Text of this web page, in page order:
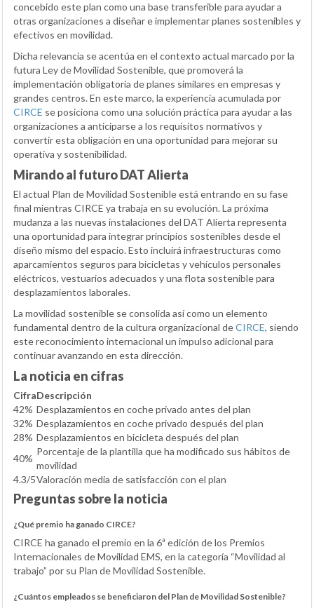
concebido este plan como una base transferible para ayudar a
otras organizaciones a diseñar e implementar planes sostenibles y
efectivos en movilidad.
Dicha relevancia se acentúa en el contexto actual marcado por la
futura Ley de Movilidad Sostenible, que promoverá la
implementación obligatoria de planes similares en empresas y
grandes centros. En este marco, la experiencia acumulada por
CIRCE se posiciona como una solución práctica para ayudar a las
organizaciones a anticiparse a los requisitos normativos y
convertir esta obligación en una oportunidad para mejorar su
operativa y sostenibilidad.
Mirando al futuro DAT Alierta
El actual Plan de Movilidad Sostenible está entrando en su fase
final mientras CIRCE ya trabaja en su evolución. La próxima
mudanza a las nuevas instalaciones del DAT Alierta representa
una oportunidad para integrar principios sostenibles desde el
diseño mismo del espacio. Esto incluirá infraestructuras como
aparcamientos seguros para bicicletas y vehículos personales
eléctricos, vestuarios adecuados y una flota sostenible para
desplazamientos laborales.
La movilidad sostenible se consolida así como un elemento
fundamental dentro de la cultura organizacional deCIRCE, siendo
este reconocimiento internacional un impulso adicional para
continuar avanzando en esta dirección.
La noticia en cifras
CifraDescripción
42% Desplazamientos en coche privado antes del plan
32% Desplazamientos en coche privado después del plan
28% Desplazamientos en bicicleta después del plan
40%
Porcentaje de la plantilla que ha modificado sus hábitos de
movilidad
4.3/5Valoración media de satisfacción con el plan
Preguntas sobre la noticia
¿Qué premio ha ganado CIRCE?
CIRCE ha ganado el premio en la 6ª edición de los Premios
Internacionales de Movilidad EMS, en la categoría “Movilidad al
trabajo” por su Plan de Movilidad Sostenible.
¿Cuántos empleados se beneficiaron del Plan de Movilidad Sostenible?